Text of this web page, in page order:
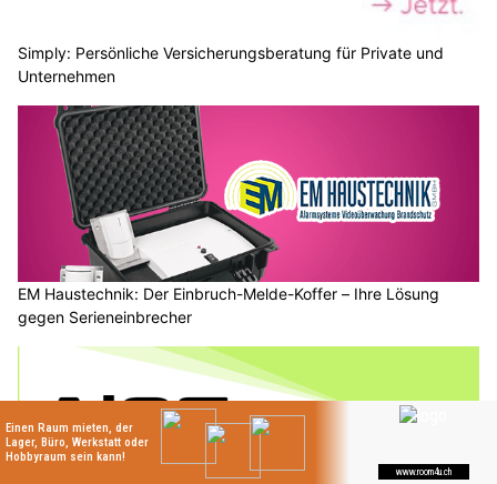
Simply: Persönliche Versicherungsberatung für Private und
Unternehmen
EM Haustechnik: Der Einbruch-Melde-Koffer – Ihre Lösung
gegen Serieneinbrecher